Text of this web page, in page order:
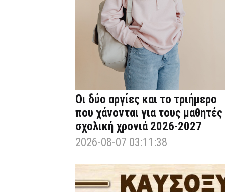
Οι δύο αργίες και το τριήμερο
που χάνονται για τους μαθητές
σχολική χρονιά 2026-2027
2026-08-07 03:11:38